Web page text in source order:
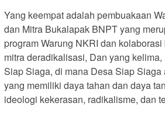
Yang keempat adalah pembuakaan
dan Mitra Bukalapak BNPT yang
program Warung NKRI dan
mitra deradikalisasi, Dan yang
Siap Siaga, di mana Desa Siap Siaga
yang memiliki daya tahan dan daya
ideologi kekerasan, radikalisme, dan